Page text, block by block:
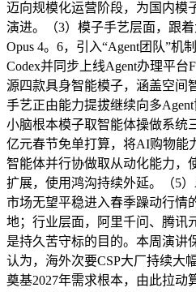
迈向规模化运营阶段，为国内模
演进。（3）模子手艺层面，跟
Opus 4。6，引入“Agent团队”
Codex并同步上线Agent办理平
源四款具身智能模子，涵盖空间
手艺正由能力提拔继续向多
小脑根本模子取智能体操做系统
亿元春节免单打算，将AI购物能
智能体并行协做取从动化能力，
扩展，使用鸿沟持续外延。（5
市场无望平稳进入春季躁动行情
地；行业层面，阿里千问、腾讯
是持久苦守标的目的。本周演讲
认为，海外次要CSP大厂持续大
奠基2027年需求根本，由此拉